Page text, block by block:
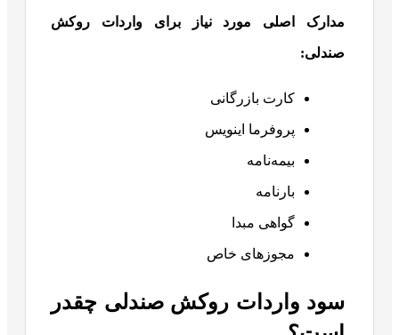
مدارک اصلی مورد نیاز برای واردات روکش
صندلی:
کارت بازرگانی
پروفرما اینویس
بیمه‌نامه
بارنامه
گواهی مبدا
مجوزهای خاص
سود واردات روکش صندلی چقدر